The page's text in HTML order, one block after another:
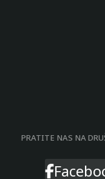
PRATITE NAS NA